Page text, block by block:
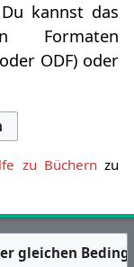
kannst das
Formaten
ODF) oder
zu Büchernzu